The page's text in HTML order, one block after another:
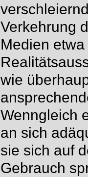
Verkehrung
Medien
wie
Wenngleich
an sich
sie sich auf
Gebrauch